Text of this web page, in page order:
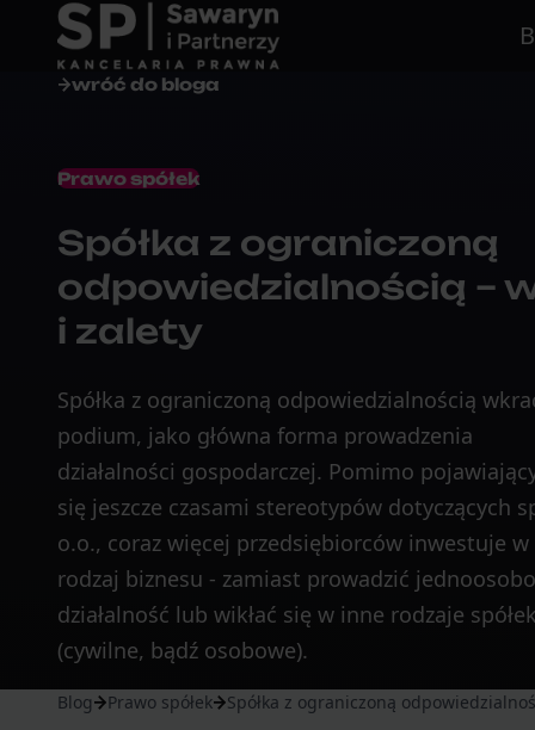
wróć do bloga
Prawo spółek
Spółka z ograniczoną
odpowiedzialnością –
i zalety
Spółka z ograniczoną odpowiedzialnością
podium, jako główna forma prowadzenia
działalności gospodarczej. Pomimo
się jeszcze czasami stereotypów dotyczących
o.o., coraz więcej przedsiębiorców inwestuje w
rodzaj biznesu - zamiast prowadzić
działalność lub wikłać się w inne rodzaje spółek
(cywilne, bądź osobowe).
Blog Prawo spółek Spółka z ograniczoną